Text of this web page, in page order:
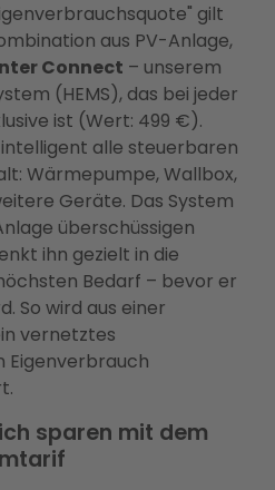
gilt
aus PV-Anlage,
Connect – unserem
(HEMS), das bei jeder
ist (Wert: 499 €).
alle steuerbaren
Wärmepumpe, Wallbox,
Geräte. Das System
überschüssigen
ihn gezielt in die
Bedarf – bevor er
So wird aus einer
vernetztes
Eigenverbrauch
sparen mit dem